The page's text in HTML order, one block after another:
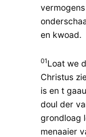
en kwoad.
01Loat we
Christus
is en t
doul der
grondloag
menaaier